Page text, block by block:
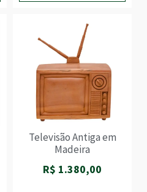
Televisão Antiga em
Madeira
R$ 1.380,00